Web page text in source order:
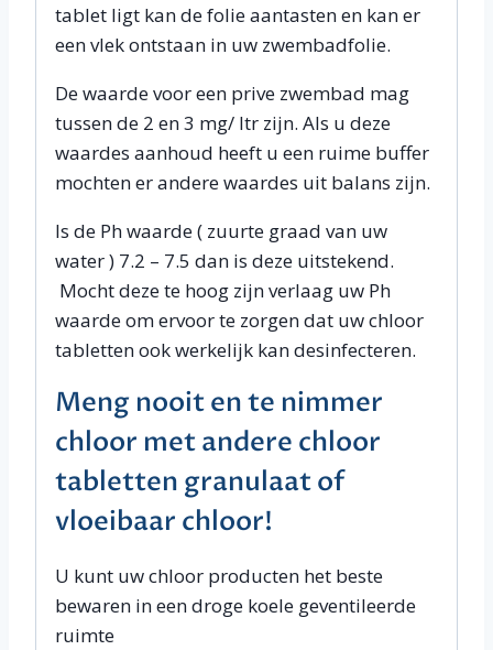
tablet ligt kan de folie aantasten en kan er
een vlek ontstaan in uw zwembadfolie.
De waarde voor een prive zwembad mag
tussen de 2 en 3 mg/ ltr zijn. Als u deze
waardes aanhoud heeft u een ruime buffer
mochten er andere waardes uit balans zijn.
Is de Ph waarde ( zuurte graad van uw
water ) 7.2 – 7.5 dan is deze uitstekend.
Mocht deze te hoog zijn verlaag uw Ph
waarde om ervoor te zorgen dat uw chloor
tabletten ook werkelijk kan desinfecteren.
Meng nooit en te nimmer
chloor met andere chloor
tabletten granulaat of
vloeibaar chloor!
U kunt uw chloor producten het beste
bewaren in een droge koele geventileerde
ruimte